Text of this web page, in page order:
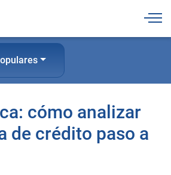
cómo analizar
de crédito paso a